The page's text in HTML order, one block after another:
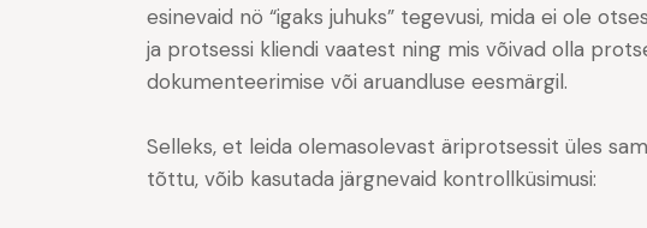
esinevaid nö “igaks juhuks” tegevusi, mida ei ole
ja protsessi kliendi vaatest ning mis võivad olla
dokumenteerimise või aruandluse eesmärgil.
Selleks, et leida olemasolevast äriprotsessit üles
tõttu, võib kasutada järgnevaid kontrollküsimusi: